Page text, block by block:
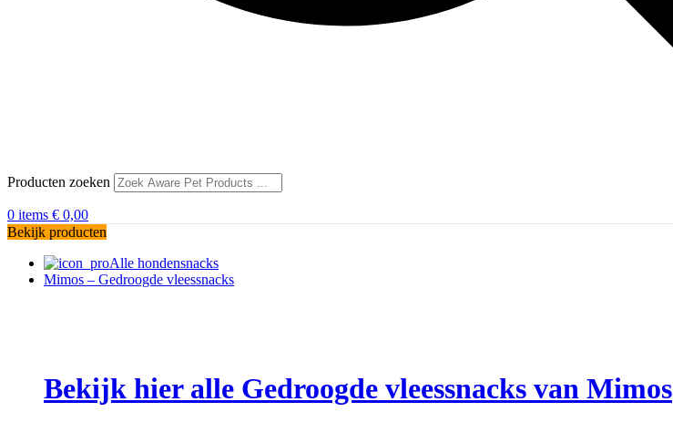
Producten zoeken
0 items € 0,00
Bekijk producten
Alle hondensnacks
Mimos – Gedroogde vleessnacks
Bekijk hier alle Gedroogde vleessnacks van Mimos